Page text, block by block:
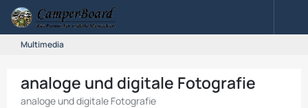
Multimedia
analoge und digitale Fotografie
analoge und digitale Fotografie